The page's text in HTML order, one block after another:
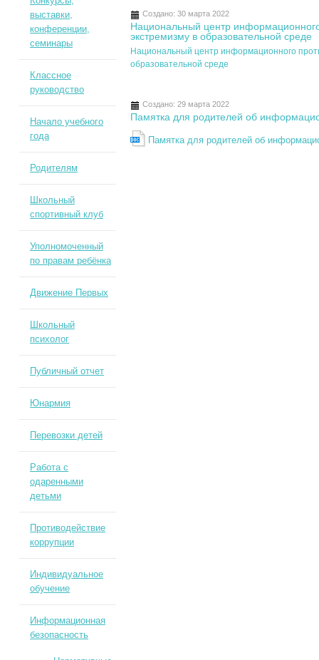
Создано: 30 марта 2022
Национальный центр
экстремизму в образовательной среде
Национальный центр информационного
образовательной среде
Создано: 29 марта 2022
Памятка для родителей об
Памятка для родителей об
выставки,
конференции,
семинары
Классное
руководство
Начало учебного
года
Родителям
Школьный
спортивный клуб
Уполномоченный
по правам ребёнка
Движение Первых
Школьный
психолог
Публичный отчет
Юнармия
Перевозки детей
Работа с
одаренными
детьми
Противодействие
коррупции
Индивидуальное
обучение
Информационная
безопасность